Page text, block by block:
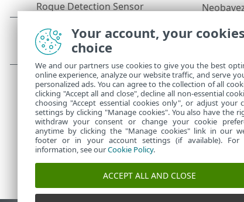
RD
•
Da biste
Your account, your cookies
choice
We and our partners use cookies to give you the best
online experience, analyze our website traffic, and serve
personalized ads. You can agree to the collection of all
clicking "Accept all and close", decline all non-essential
choosing "Accept essential cookies only", or adjust your
settings by clicking "Manage cookies". You also have the
withdraw your consent or change your cookie
anytime by clicking the "Manage cookies" link in our
footer or in your account settings (if available). For
information, see ourCookie Policy.
ACCEPT ALL AND CLOSE